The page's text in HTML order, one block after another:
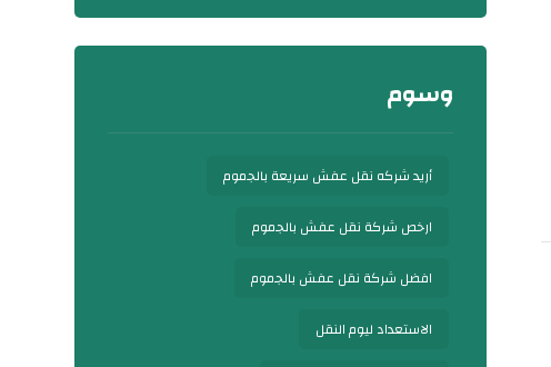
وسوم
أريد شركه نقل عفش سريعة بالجموم
ارخص شركة نقل عفش بالجموم
افضل شركة نقل عفش بالجموم
الاستعداد ليوم النقل